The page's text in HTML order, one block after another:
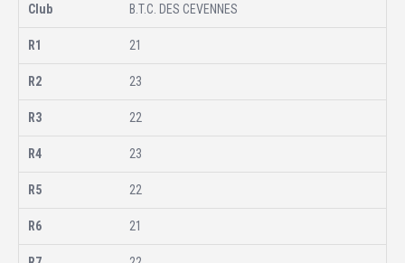
B.T.C. DES CEVENNES
21
23
22
23
22
21